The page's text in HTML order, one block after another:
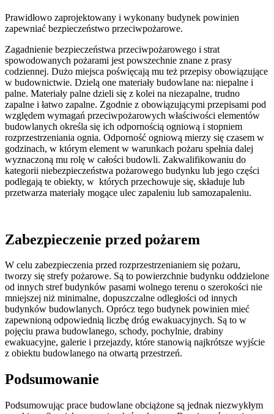
Prawidłowo zaprojektowany i wykonany budynek powinien
zapewniać bezpieczeństwo przeciwpożarowe.
Zagadnienie bezpieczeństwa przeciwpożarowego i strat
spowodowanych pożarami jest powszechnie znane z prasy
codziennej. Dużo miejsca poświęcają mu też przepisy obowiązujące
w budownictwie. Dzielą one materiały budowlane na: niepalne i
palne. Materiały palne dzieli się z kolei na niezapalne, trudno
zapalne i łatwo zapalne. Zgodnie z obowiązującymi przepisami pod
względem wymagań przeciwpożarowych właściwości elementów
budowlanych określa się ich odpornością ogniową i stopniem
rozprzestrzeniania ognia. Odporność ogniową mierzy się czasem w
godzinach, w którym element w warunkach pożaru spełnia dalej
wyznaczoną mu rolę w całości budowli. Zakwalifikowaniu do
kategorii niebezpieczeństwa pożarowego budynku lub jego części
podlegają te obiekty, w których przechowuje się, składuje lub
przetwarza materiały mogące ulec zapaleniu lub samozapaleniu.
Zabezpieczenie przed pożarem
W celu zabezpieczenia przed rozprzestrzenianiem się pożaru,
tworzy się strefy pożarowe. Są to powierzchnie budynku oddzielone
od innych stref budynków pasami wolnego terenu o szerokości nie
mniejszej niż minimalne, dopuszczalne odległości od innych
budynków budowlanych. Oprócz tego budynek powinien mieć
zapewnioną odpowiednią liczbę dróg ewakuacyjnych. Są to w
pojęciu prawa budowlanego, schody, pochylnie, drabiny
ewakuacyjne, galerie i przejazdy, które stanowią najkrótsze wyjście
z obiektu budowlanego na otwartą przestrzeń.
Podsumowanie
Podsumowując prace budowlane obciążone są jednak niezwykłym